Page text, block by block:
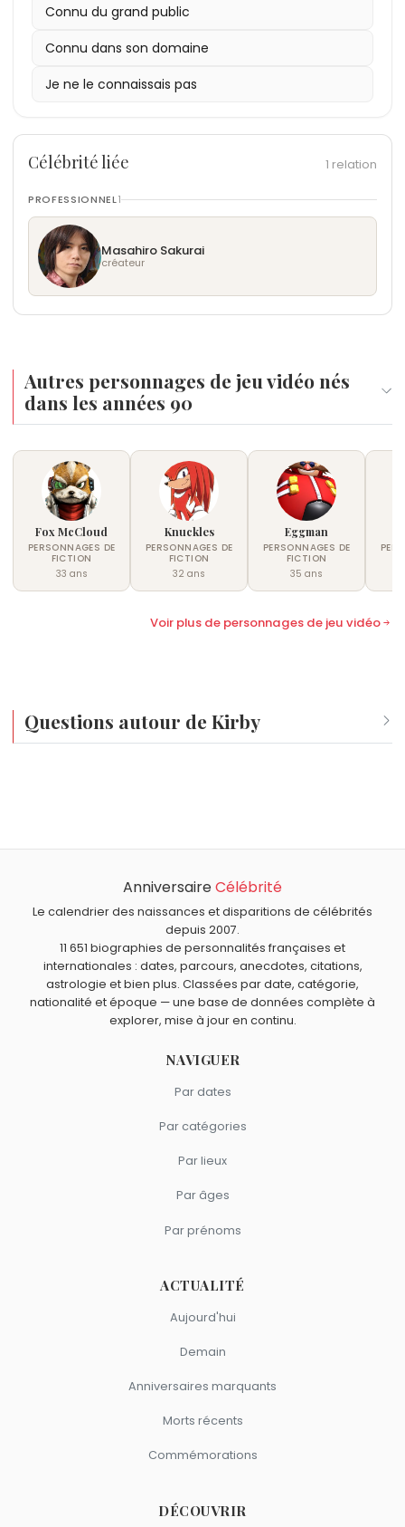
Connu du grand public
Connu dans son domaine
Je ne le connaissais pas
Célébrité liée 1 relation
PROFESSIONNEL1
Masahiro Sakurai
créateur
Autres personnages de jeu vidéo nés
dans les années 90
Fox McCloud
PERSONNAGES DE
FICTION
33 ans
Knuckles
PERSONNAGES DE
FICTION
32 ans
Eggman
PERSONNAGES DE
FICTION
35 ans
Voir plus de personnages de jeu vidéo
Questions autour de Kirby
Ducobu,Eric Cartmanet
nés en 1992.
AnniversaireCélébrité
Le calendrier des naissances et disparitions de célébrités
depuis 2007.
11 651 biographies de personnalités françaises et
internationales : dates, parcours, anecdotes, citations,
astrologie et bien plus. Classées par date, catégorie,
nationalité et époque — une base de données complète à
explorer, mise à jour en continu.
NAVIGUER
Par dates
Par catégories
Par lieux
Par âges
Par prénoms
ACTUALITÉ
Aujourd'hui
Demain
Anniversaires marquants
Morts récents
Commémorations
DÉCOUVRIR